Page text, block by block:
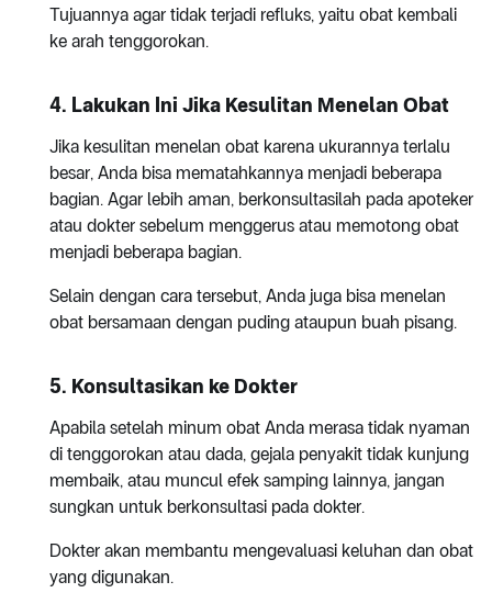
Tujuannya agar tidak terjadi refluks, yaitu obat kembali
ke arah tenggorokan.
4. Lakukan Ini Jika Kesulitan Menelan Obat
Jika kesulitan menelan obat karena ukurannya terlalu
besar, Anda bisa mematahkannya menjadi beberapa
bagian. Agar lebih aman, berkonsultasilah pada apoteker
atau dokter sebelum menggerus atau memotong obat
menjadi beberapa bagian.
Selain dengan cara tersebut, Anda juga bisa menelan
obat bersamaan dengan puding ataupun buah pisang.
5. Konsultasikan ke Dokter
Apabila setelah minum obat Anda merasa tidak nyaman
di tenggorokan atau dada, gejala penyakit tidak kunjung
membaik, atau muncul efek samping lainnya, jangan
sungkan untuk berkonsultasi pada dokter.
Dokter akan membantu mengevaluasi keluhan dan obat
yang digunakan.